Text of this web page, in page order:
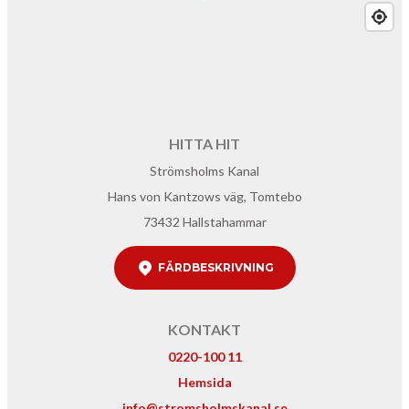
HITTA HIT
Strömsholms Kanal
Hans von Kantzows väg, Tomtebo
73432 Hallstahammar
FÄRDBESKRIVNING
KONTAKT
0220-100 11
Hemsida